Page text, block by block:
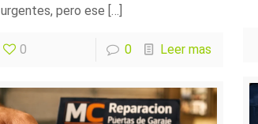
urgentes, pero ese […]
0 0 Leer mas